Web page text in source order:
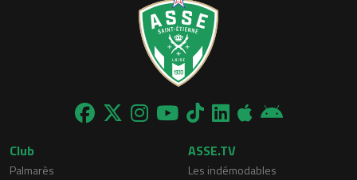
Club
Palmarès
ASSE.TV
Les indémodables